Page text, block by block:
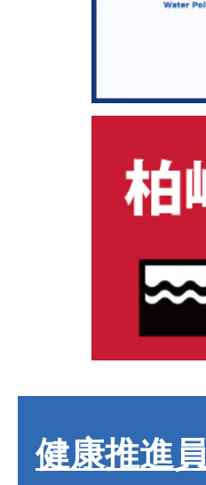
健康推進員